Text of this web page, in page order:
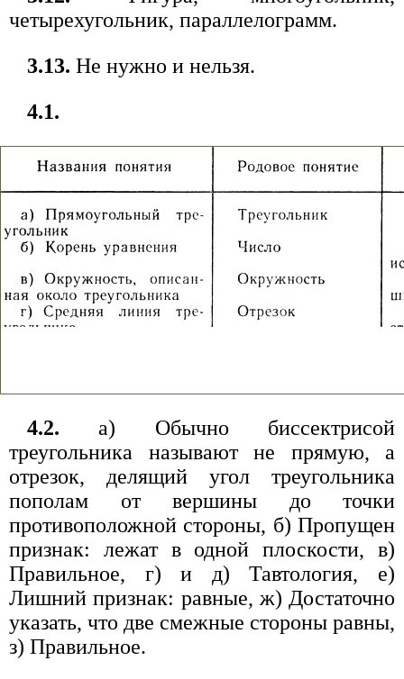
четырехугольник, параллелограмм.
3.13. Не нужно и нельзя.
4.1.
4.2. а) Обычно биссектрисой
треугольника называют не прямую, а
отрезок, делящий угол треугольника
пополам от вершины до точки
противоположной стороны, б) Пропущен
признак: лежат в одной плоскости, в)
Правильное, г) и д) Тавтология, е)
Лишний признак: равные, ж) Достаточно
указать, что две смежные стороны равны,
з) Правильное.